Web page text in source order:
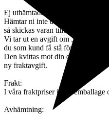
Ej uthämtade paket:
Hämtar ni inte ut varan efter
så skickas varan tillbaka till oss,
Vi tar ut en avgift om 395 kr för
du som kund få stå för.
Den kvittas mot din order. Ska
ny fraktavgift.
Frakt:
I våra fraktpriser ingår emballage
Avhämtning: